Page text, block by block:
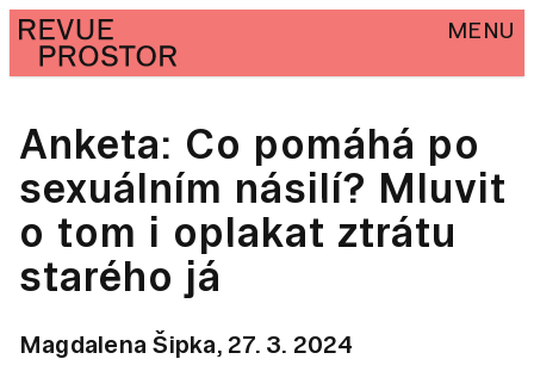
MENU
Anketa: Co pomáhá po
sexuálním násilí? Mluvit
o tom i oplakat ztrátu
starého já
Magdalena Šipka, 27. 3. 2024